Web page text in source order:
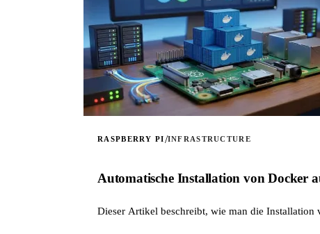
RASPBERRY PI/INFRASTRUCTURE
Automatische Installation von Docker
Dieser Artikel beschreibt, wie man die Installation